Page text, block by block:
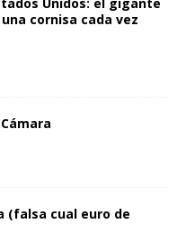
Unidos: el gigante
cornisa cada vez
(falsa cual euro de